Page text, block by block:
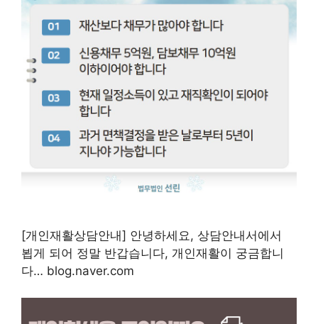
[개인재활상담안내] 안녕하세요, 상담안내서에서
뵙게 되어 정말 반갑습니다, 개인재활이 궁금합니
다… blog.naver.com